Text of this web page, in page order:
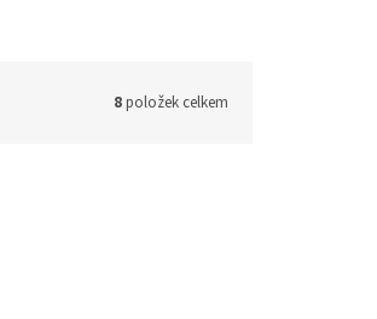
8položek celkem